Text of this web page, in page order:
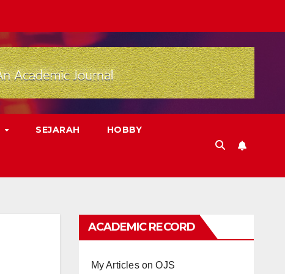
SEJARAH HOBBY
ACADEMIC RECORD
My Articles on OJS